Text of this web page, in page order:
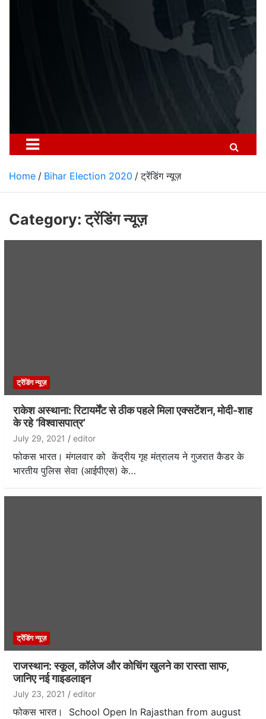
Home Bihar Election 2020 ट्रेंडिंग न्यूज़
Category: ट्रेंडिंग न्यूज़
ट्रेंडिंग न्यूज़
राकेश अस्थाना: रिटायर्मेंट से ठीक पहले मिला एक्सटेंशन, मोदी-शाह
के रहे ‘विश्वासपात्र’
July 29, 2021 editor
फोकस भारत। मंगलवार को केंद्रीय गृह मंत्रालय ने गुजरात कैडर के
भारतीय पुलिस सेवा (आईपीएस) के…
ट्रेंडिंग न्यूज़
राजस्थान: स्कूल, कॉलेज और कोचिंग खुलने का रास्ता साफ,
जानिए नई गाइडलाइन
July 23, 2021 editor
फोकस भारत। School Open In Rajasthan from august